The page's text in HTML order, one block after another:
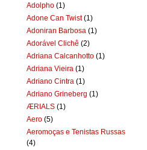
Adolpho (1)
Adone Can Twist (1)
Adoniran Barbosa (1)
Adorável Clichê (2)
Adriana Calcanhotto (1)
Adriana Vieira (1)
Adriano Cintra (1)
Adriano Grineberg (1)
ÆRIALS (1)
Aero (5)
Aeromoças e Tenistas Russas
(4)